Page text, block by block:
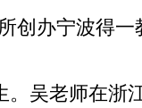
创办宁波得
。吴老师在浙